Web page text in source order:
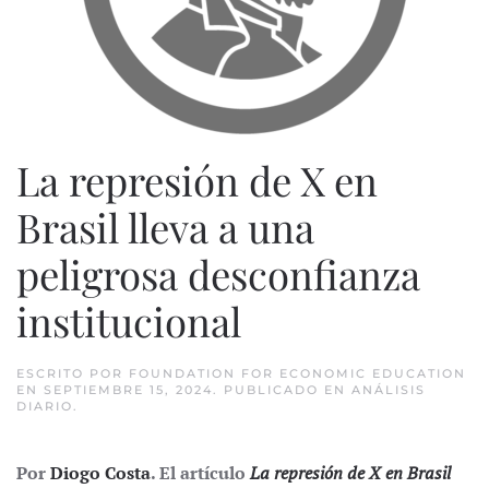
La represión de X en
Brasil lleva a una
peligrosa desconfianza
institucional
ESCRITO POR FOUNDATION FOR ECONOMIC EDUCATION
EN SEPTIEMBRE 15, 2024. PUBLICADO EN ANÁLISIS
DIARIO.
PorDiogo Costa. El artículoLa represión de X en Brasil